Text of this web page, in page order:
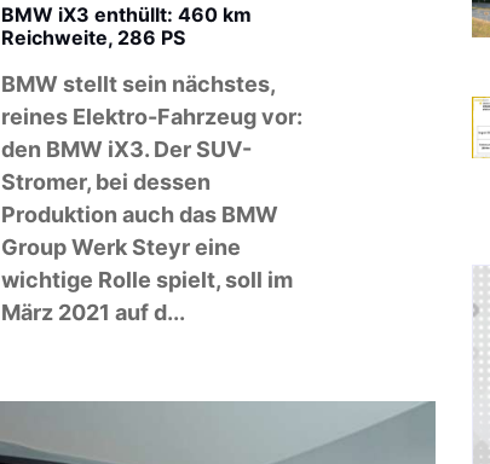
BMW iX3 enthüllt: 460 km
Reichweite, 286 PS
BMW stellt sein nächstes,
reines Elektro-Fahrzeug vor:
den BMW iX3. Der SUV-
Stromer, bei dessen
Produktion auch das BMW
Group Werk Steyr eine
wichtige Rolle spielt, soll im
März 2021 auf d...